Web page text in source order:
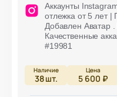
Аккаунты
отлежка от 5 лет |
Добавлен Аватар
Качественные
#19981
38шт. 5 600 ₽